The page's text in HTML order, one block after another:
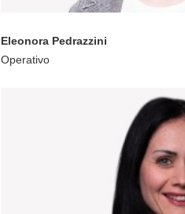
Eleonora Pedrazzini
Operativo